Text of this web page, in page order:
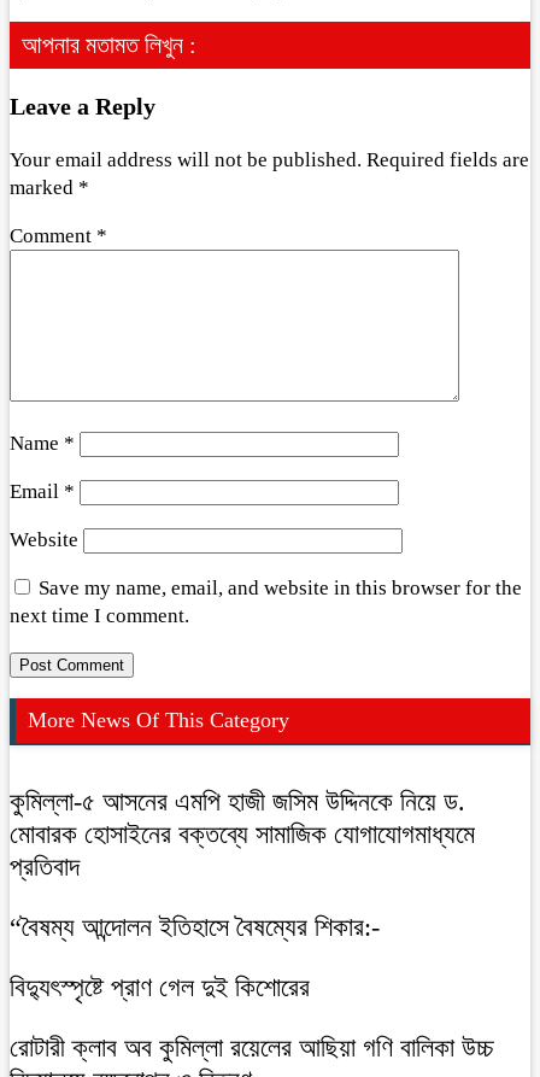
আপনার মতামত লিখুন :
Leave a Reply
Your email address will not be published. Required fields are
marked *
Comment *
Name *
Email *
Website
Save my name, email, and website in this browser for the
next time I comment.
More News Of This Category
কুমিল্লা-৫ আসনের এমপি হাজী জসিম উদ্দিনকে নিয়ে ড.
মোবারক হোসাইনের বক্তব্যে সামাজিক যোগাযোগমাধ্যমে
প্রতিবাদ
“বৈষম্য আন্দোলন ইতিহাসে বৈষম্যের শিকার:-
বিদ্যুৎস্পৃষ্টে প্রাণ গেল দুই কিশোরের
রোটারী ক্লাব অব কুমিল্লা রয়েলের আছিয়া গণি বালিকা উচ্চ